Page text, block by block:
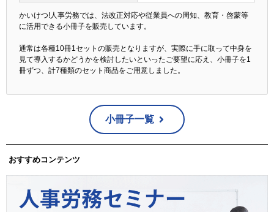
かいけつ!人事労務では、法改正対応や従業員への周知、教育・啓蒙等
に活用できる小冊子を販売しています。
通常は各種10冊1セットの販売となりますが、実際に手に取って中身を
見て導入するかどうかを検討したいといったご要望に応え、小冊子を1
冊ずつ、計7種類のセット商品をご用意しました。
小冊子一覧
おすすめコンテンツ